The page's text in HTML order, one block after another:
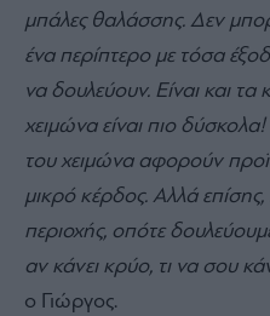
μπάλες θαλάσσης. Δεν
ένα περίπτερο με τόσα
να δουλεύουν. Είναι και
χειμώνα είναι πιο
του χειμώνα αφορούν
μικρό κέρδος. Αλλά επίσης,
περιοχής, οπότε
αν κάνει κρύο, τι να σου
ο Γιώργος.